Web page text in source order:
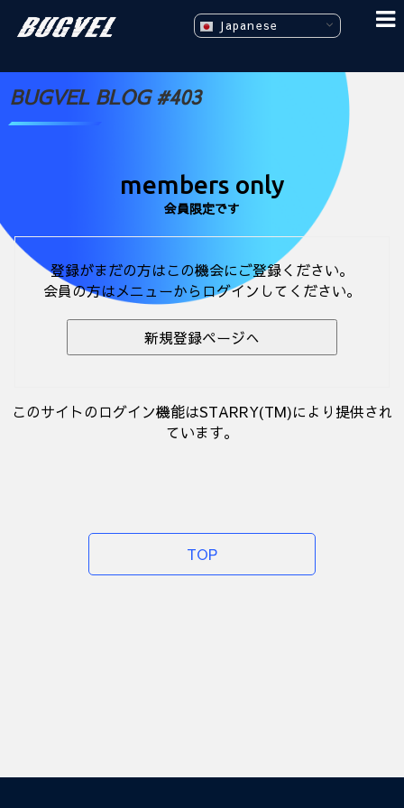
BUGVEL BLOG #403
members only
会員限定です
登録がまだの方はこの機会にご登録ください。
会員の方はメニューからログインしてください。
新規登録ページへ
このサイトのログイン機能はSTARRY(TM)により提供され
ています。
TOP
Japanese